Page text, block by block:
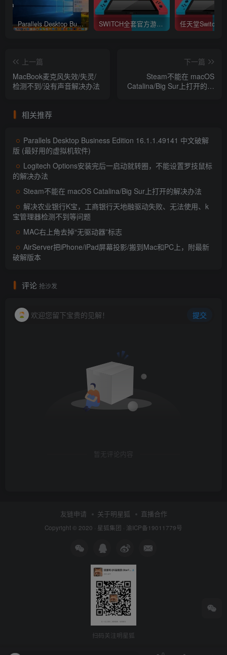
接着软件提示我们需要重新启动 Steam 才可以对设置的
最后就可以看到 Steam 已经用中文显示一切了。
Parallels Desktop Business Edition 16.1.1.49141 中文破解版 (最好用的虚拟机软件) SWITCH全套官方游戏XCI下载 (不提供下载)
上一篇
MacBook麦克风失效/失灵/
检测不到/没有声音解决办法
下一篇
Steam不能在 macOS
Catalina/Big Sur上打开的解
相关推荐
Parallels Desktop Business Edition 16.1.1.49141 中文破解
版 (最好用的虚拟机软件)
Logitech Options安装完后一启动就转圈，不能设置罗技鼠标
的解决办法
Steam不能在 macOS Catalina/Big Sur上打开的解决办法
解决农业银行K宝，工商银行天地融驱动失败、无法使用、k
宝管理器检测不到等问题
MAC右上角去掉“无驱动器”标志
AirServer把iPhone/iPad屏幕投影/搬到Mac和PC上，附最新
破解版本
评论 抢沙发
欢迎您留下宝贵的见解！ 提交
暂无评论内容
友链申请 关于明星狐 直播合作
Copyright © 2020 · 星狐集团 · 渝ICP备19011779号
扫码关注明星狐